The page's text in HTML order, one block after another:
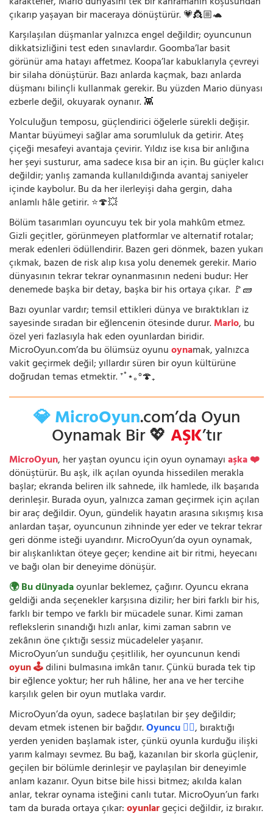
çıkarıp yaşayan bir maceraya dönüştürür. 💗👸🏼🐢
Karşılaşılan düşmanlar yalnızca engel değildir; oyuncunun
dikkatsizliğini test eden sınavlardır. Goomba’lar basit
görünür ama hatayı affetmez. Koopa’lar kabuklarıyla çevreyi
bir silaha dönüştürür. Bazı anlarda kaçmak, bazı anlarda
düşmanı bilinçli kullanmak gerekir. Bu yüzden Mario dünyası
ezberle değil, okuyarak oynanır. 👾
Yolculuğun temposu, güçlendirici öğelerle sürekli değişir.
Mantar büyümeyi sağlar ama sorumluluk da getirir. Ateş
çiçeği mesafeyi avantaja çevirir. Yıldız ise kısa bir anlığına
her şeyi susturur, ama sadece kısa bir an için. Bu güçler kalıcı
değildir; yanlış zamanda kullanıldığında avantaj saniyeler
içinde kaybolur. Bu da her ilerleyişi daha gergin, daha
anlamlı hâle getirir. ⭐🍄💥
Bölüm tasarımları oyuncuyu tek bir yola mahkûm etmez.
Gizli geçitler, görünmeyen platformlar ve alternatif rotalar;
merak edenleri ödüllendirir. Bazen geri dönmek, bazen yukarı
çıkmak, bazen de risk alıp kısa yolu denemek gerekir. Mario
dünyasının tekrar tekrar oynanmasının nedeni budur: Her
denemede başka bir detay, başka bir his ortaya çıkar. 🚩🧱
Bazı oyunlar vardır; temsil ettikleri dünya ve bıraktıkları iz
sayesinde sıradan bir eğlencenin ötesinde durur.Mario, bu
özel yeri fazlasıyla hak eden oyunlardan biridir.
MicroOyun.com’da bu ölümsüz oyunuoynamak, yalnızca
vakit geçirmek değil; yıllardır süren bir oyun kültürüne
doğrudan temas etmektir. ⁺˚⋆｡°🍄₊
💎 MicroOyun.com’da Oyun
Oynamak Bir 💖AŞK’tır
MicroOyun, her yaştan oyuncu için oyun oynamayıaşka ❤️
dönüştürür. Bu aşk, ilk açılan oyunda hissedilen merakla
başlar; ekranda beliren ilk sahnede, ilk hamlede, ilk başarıda
derinleşir. Burada oyun, yalnızca zaman geçirmek için açılan
bir araç değildir. Oyun, gündelik hayatın arasına sıkışmış kısa
anlardan taşar, oyuncunun zihninde yer eder ve tekrar tekrar
geri dönme isteği uyandırır. MicroOyun’da oyun oynamak,
bir alışkanlıktan öteye geçer; kendine ait bir ritmi, heyecanı
ve bağı olan bir deneyime dönüşür.
🌍 Bu dünyadaoyunlar beklemez, çağırır. Oyuncu ekrana
geldiği anda seçenekler karşısına dizilir; her biri farklı bir his,
farklı bir tempo ve farklı bir mücadele sunar. Kimi zaman
reflekslerin sınandığı hızlı anlar, kimi zaman sabrın ve
zekânın öne çıktığı sessiz mücadeleler yaşanır.
MicroOyun’un sunduğu çeşitlilik, her oyuncunun kendi
oyun 🕹️dilini bulmasına imkân tanır. Çünkü burada tek tip
bir eğlence yoktur; her ruh hâline, her ana ve her tercihe
karşılık gelen bir oyun mutlaka vardır.
MicroOyun’da oyun, sadece başlatılan bir şey değildir;
devam etmek istenen bir bağdır.Oyuncu 🧍‍♂️, bıraktığı
yerden yeniden başlamak ister, çünkü oyunla kurduğu ilişki
yarım kalmayı sevmez. Bu bağ, kazanılan bir skorla güçlenir,
geçilen bir bölümle derinleşir ve paylaşılan bir deneyimle
anlam kazanır. Oyun bitse bile hissi bitmez; akılda kalan
anlar, tekrar oynama isteğini canlı tutar. MicroOyun’un farkı
tam da burada ortaya çıkar:oyunlargeçici değildir, iz bırakır.